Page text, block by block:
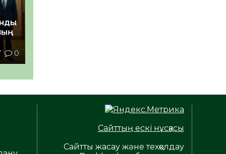
0
Сайттың ескі нұсқасы
Сайтты жасау және техқолдау